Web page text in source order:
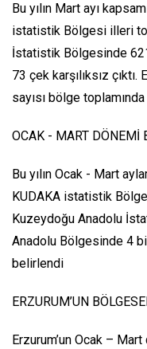
Bu yılın Mart ayı
istatistik Bölgesi illeri
İstatistik Bölgesinde
73 çek karşılıksız çıktı.
sayısı bölge
OCAK - MART DÖNEMİ
Bu yılın Ocak - Mart
KUDAKA istatistik
Kuzeydoğu Anadolu
Anadolu Bölgesinde 4
belirlendi
ERZURUM’UN
Erzurum’un Ocak – Mart